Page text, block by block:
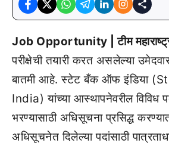
Job Opportunity | टीम
परीक्षेची तयारी करत असलेल्या
बातमी आहे. स्टेट बँक ऑफ इंडिया
India) यांच्या आस्थापनेवरील विविध
भरण्यासाठी अधिसूचना प्रसिद्ध
अधिसूचनेत दिलेल्या पदांसाठी